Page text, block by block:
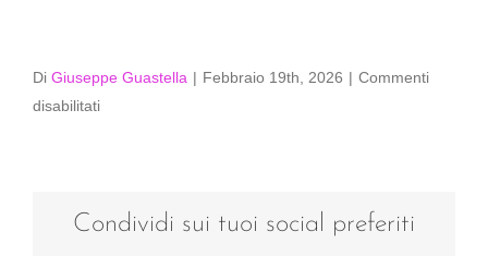
Di Giuseppe Guastella | Febbraio 19th, 2026 | Commenti
disabilitatisu
Condividi sui tuoi social preferiti